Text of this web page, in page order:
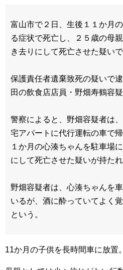
富山市で２日、生後１１か月
る症状で死亡し、２５歳の母
き去りにして死亡させた疑いで
保護責任者遺棄致死の疑いで
田の飲食店店員・野畑寿鶴容疑
警察によると、野畑容疑者は
宅アパートに代行運転の車で
１か月の心湊ちゃんを駐車場
にして死亡させた疑いが持たれ
野畑容疑者は、心湊ちゃんを
いるが、酒に酔っていてよく
という。
11か月の子供を長時間車に放置。